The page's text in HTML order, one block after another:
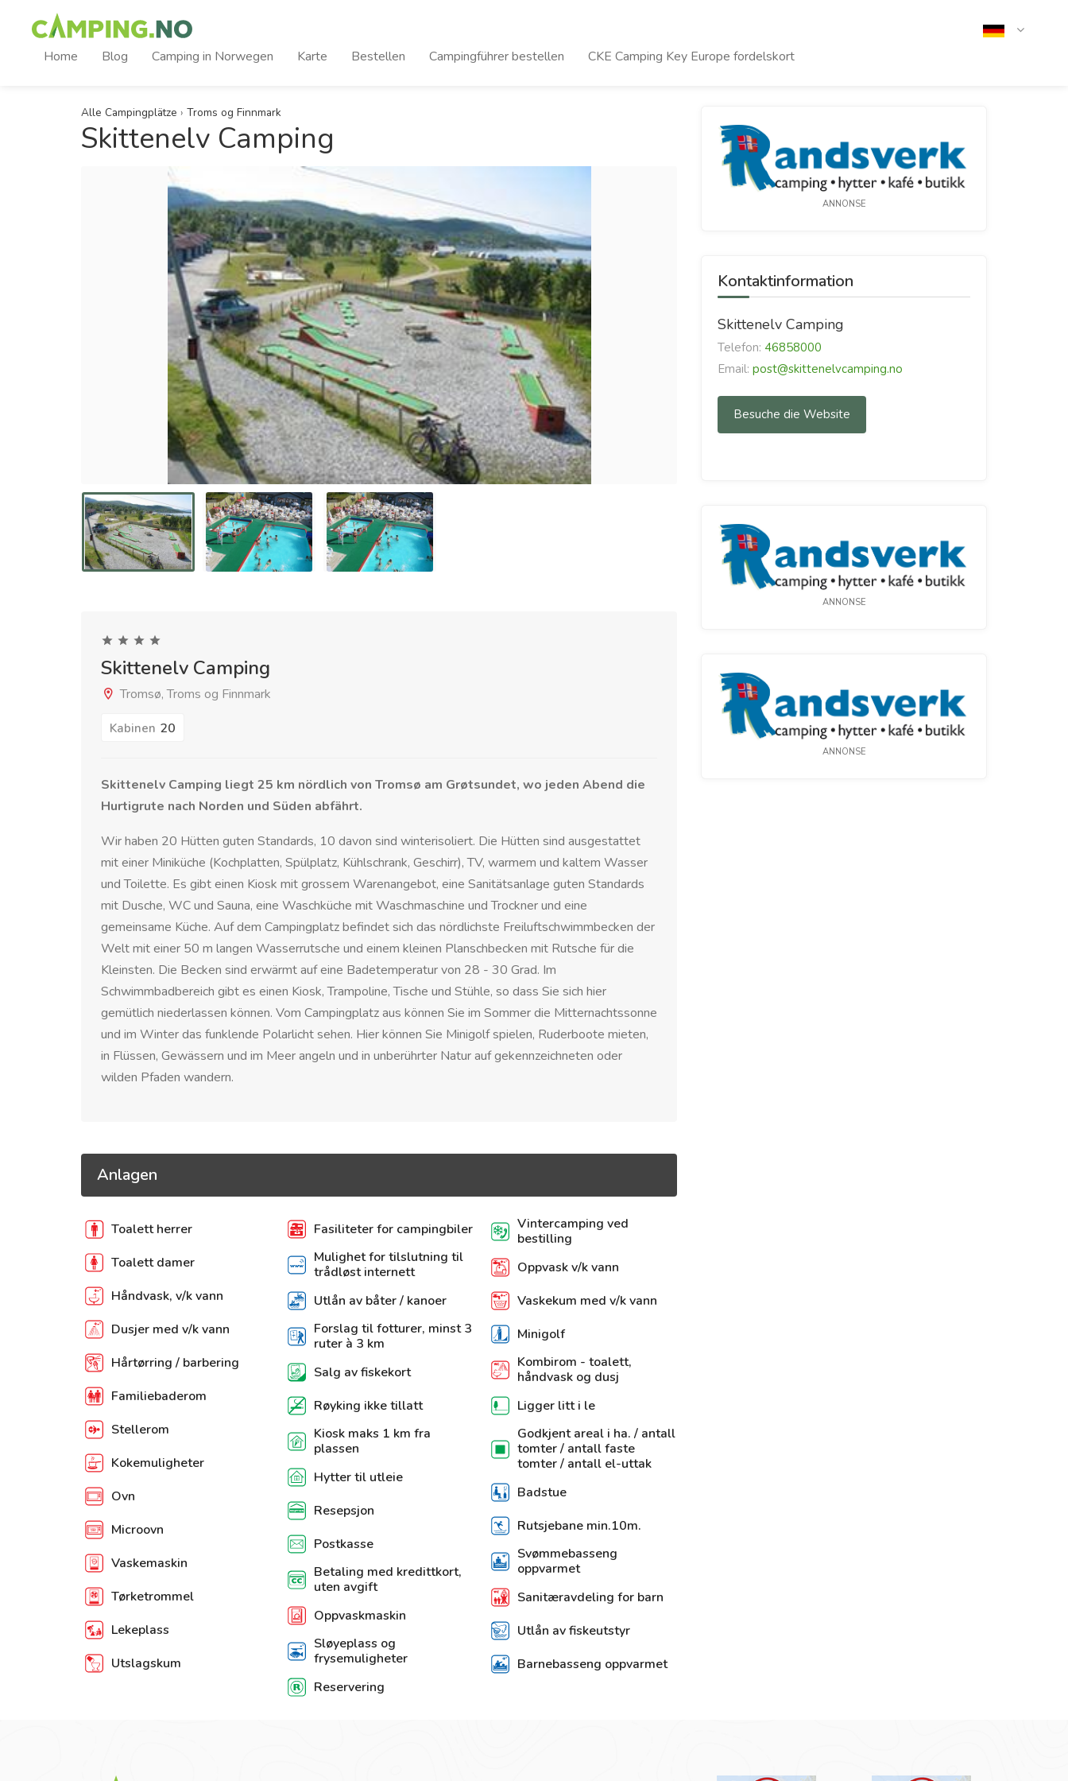
Home Blog Camping in Norwegen Karte Bestellen Campingführer bestellen CKE Camping Key Europe fordelskort
Alle Campingplätze › Troms og Finnmark
Skittenelv Camping
Skittenelv Camping
Tromsø, Troms og Finnmark
Kabinen 20
Skittenelv Camping liegt 25 km nördlich von Tromsø am Grøtsundet, wo jeden Abend die
Hurtigrute nach Norden und Süden abfährt.
Wir haben 20 Hütten guten Standards, 10 davon sind winterisoliert. Die Hütten sind ausgestattet
mit einer Miniküche (Kochplatten, Spülplatz, Kühlschrank, Geschirr), TV, warmem und kaltem Wasser
und Toilette. Es gibt einen Kiosk mit grossem Warenangebot, eine Sanitätsanlage guten Standards
mit Dusche, WC und Sauna, eine Waschküche mit Waschmaschine und Trockner und eine
gemeinsame Küche. Auf dem Campingplatz befindet sich das nördlichste Freiluftschwimmbecken der
Welt mit einer 50 m langen Wasserrutsche und einem kleinen Planschbecken mit Rutsche für die
Kleinsten. Die Becken sind erwärmt auf eine Badetemperatur von 28 - 30 Grad. Im
Schwimmbadbereich gibt es einen Kiosk, Trampoline, Tische und Stühle, so dass Sie sich hier
gemütlich niederlassen können. Vom Campingplatz aus können Sie im Sommer die Mitternachtssonne
und im Winter das funklende Polarlicht sehen. Hier können Sie Minigolf spielen, Ruderboote mieten,
in Flüssen, Gewässern und im Meer angeln und in unberührter Natur auf gekennzeichneten oder
wilden Pfaden wandern.
Anlagen
Toalett herrer
Toalett damer
Håndvask, v/k vann
Dusjer med v/k vann
Hårtørring / barbering
Familiebaderom
Stellerom
Kokemuligheter
Ovn
Microovn
Vaskemaskin
Tørketrommel
Lekeplass
Utslagskum
Fasiliteter for campingbiler
Mulighet for tilslutning til
trådløst internett
Utlån av båter / kanoer
Forslag til fotturer, minst 3
ruter à 3 km
Salg av fiskekort
Røyking ikke tillatt
Kiosk maks 1 km fra
plassen
Hytter til utleie
Resepsjon
Postkasse
Betaling med kredittkort,
uten avgift
Oppvaskmaskin
Sløyeplass og
frysemuligheter
Reservering
Vintercamping ved
bestilling
Oppvask v/k vann
Vaskekum med v/k vann
Minigolf
Kombirom - toalett,
håndvask og dusj
Ligger litt i le
Godkjent areal i ha. / antall
tomter / antall faste
tomter / antall el-uttak
Badstue
Rutsjebane min.10m.
Svømmebasseng
oppvarmet
Sanitæravdeling for barn
Utlån av fiskeutstyr
Barnebasseng oppvarmet
ANNONSE
Kontaktinformation
Skittenelv Camping
Telefon: 46858000
Email: post@skittenelvcamping.no
Besuche die Website
ANNONSE
ANNONSE